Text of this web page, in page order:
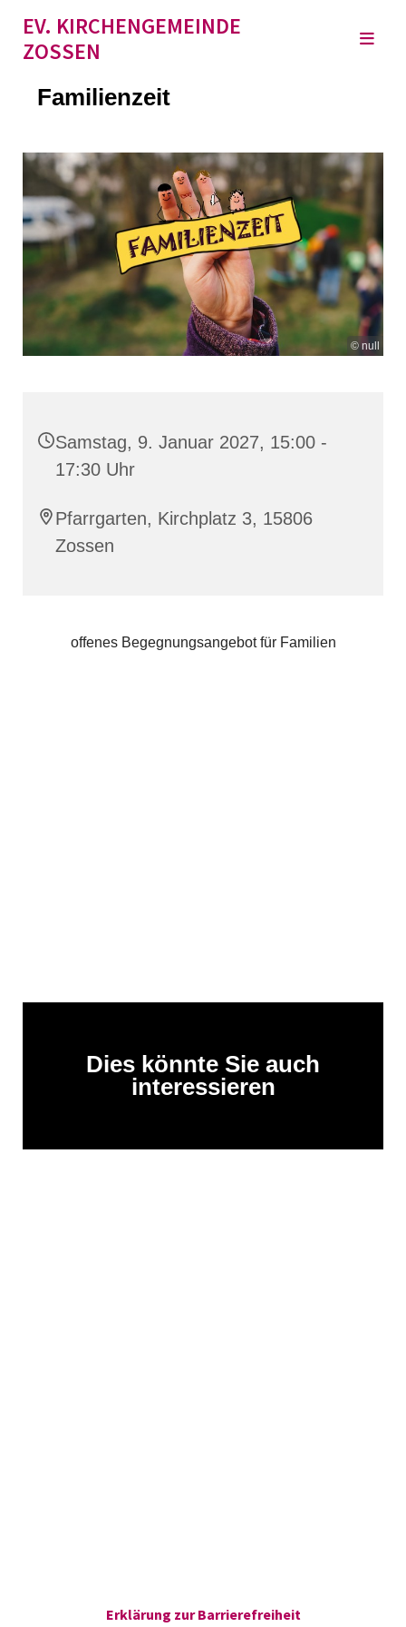
EV. KIRCHENGEMEINDE
ZOSSEN
Familienzeit
© null
Samstag, 9. Januar 2027, 15:00 -
17:30 Uhr
Pfarrgarten, Kirchplatz 3, 15806
Zossen
offenes Begegnungsangebot für Familien
Dies könnte Sie auch
interessieren
Erklärung zur Barrierefreiheit